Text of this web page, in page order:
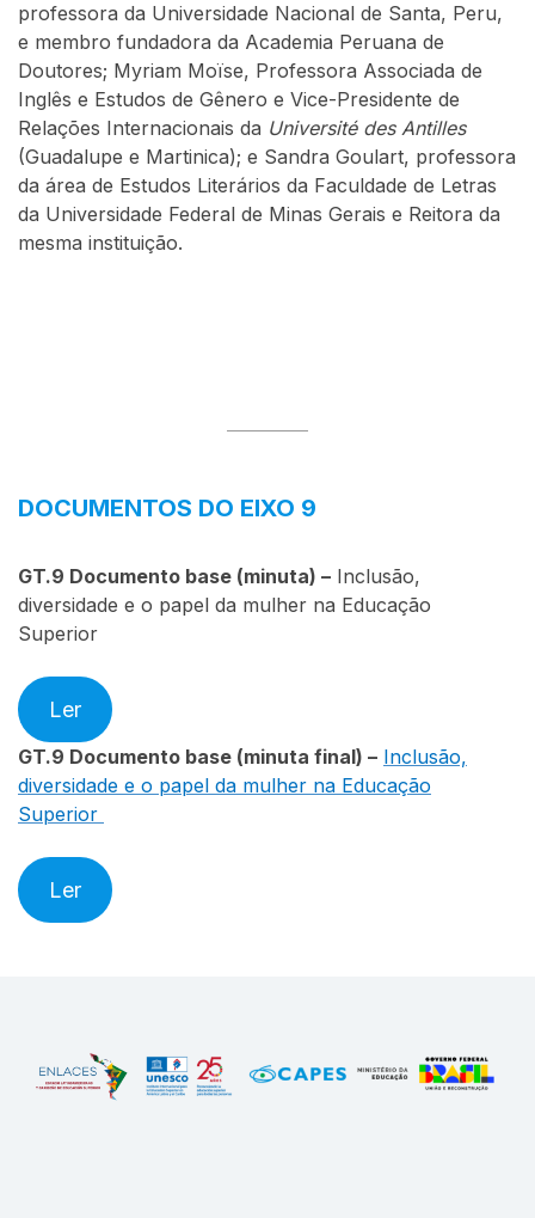
professora da Universidade Nacional de Santa, Peru,
e membro fundadora da Academia Peruana de
Doutores; Myriam Moïse, Professora Associada de
Inglês e Estudos de Gênero e Vice-Presidente de
Relações Internacionais da Université des Antilles
(Guadalupe e Martinica); e Sandra Goulart, professora
da área de Estudos Literários da Faculdade de Letras
da Universidade Federal de Minas Gerais e Reitora da
mesma instituição.
DOCUMENTOS DO EIXO 9
GT.9 Documento base (minuta) – Inclusão,
diversidade e o papel da mulher na Educação
Superior
Ler
GT.9 Documento base (minuta final) – Inclusão,
diversidade e o papel da mulher na Educação
Superior
Ler